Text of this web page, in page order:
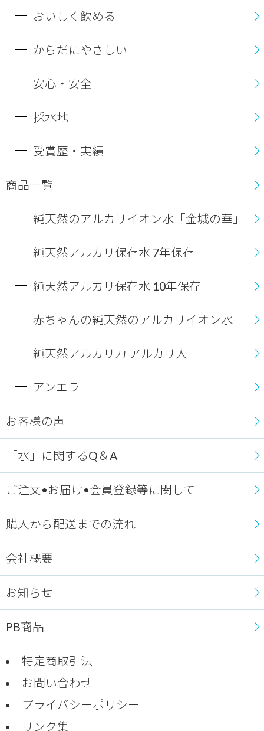
おいしく飲める
からだにやさしい
安心・安全
採水地
受賞歴・実績
商品一覧
純天然のアルカリイオン水「金城の華」
純天然アルカリ保存水 7年保存
純天然アルカリ保存水 10年保存
赤ちゃんの純天然のアルカリイオン水
純天然アルカリ力 アルカリ人
アンエラ
お客様の声
「水」に関するQ＆A
ご注文•お届け•会員登録等に関して
購入から配送までの流れ
会社概要
お知らせ
PB商品
特定商取引法
お問い合わせ
プライバシーポリシー
リンク集